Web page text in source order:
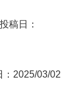
投稿日：
：2025/03/02